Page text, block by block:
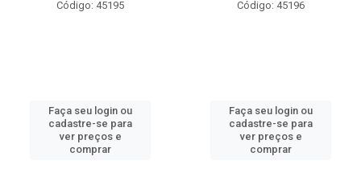
Código: 45195
Faça seu login ou
cadastre-se para
ver preços e
comprar
Código: 45196
Faça seu login ou
cadastre-se para
ver preços e
comprar